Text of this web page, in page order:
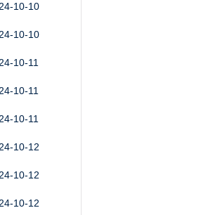
10-10
10-10
10-11
10-11
10-11
10-12
10-12
10-12